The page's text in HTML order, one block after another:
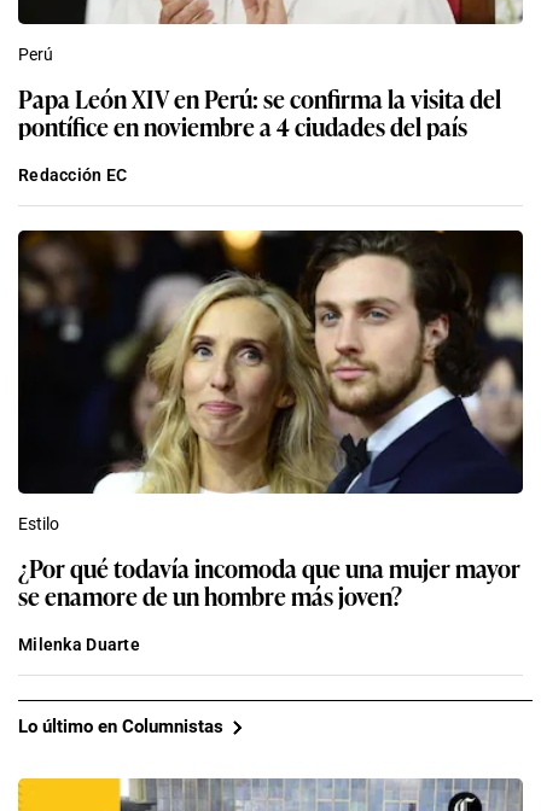
Perú
Papa León XIV en Perú: se confirma la visita del
pontífice en noviembre a 4 ciudades del país
Redacción EC
Estilo
¿Por qué todavía incomoda que una mujer mayor
se enamore de un hombre más joven?
Milenka Duarte
Lo último en Columnistas